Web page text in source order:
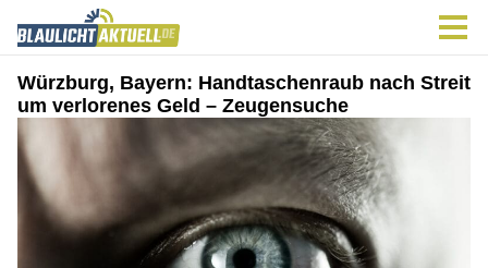
Würzburg, Bayern: Handtaschenraub nach Streit
um verlorenes Geld – Zeugensuche